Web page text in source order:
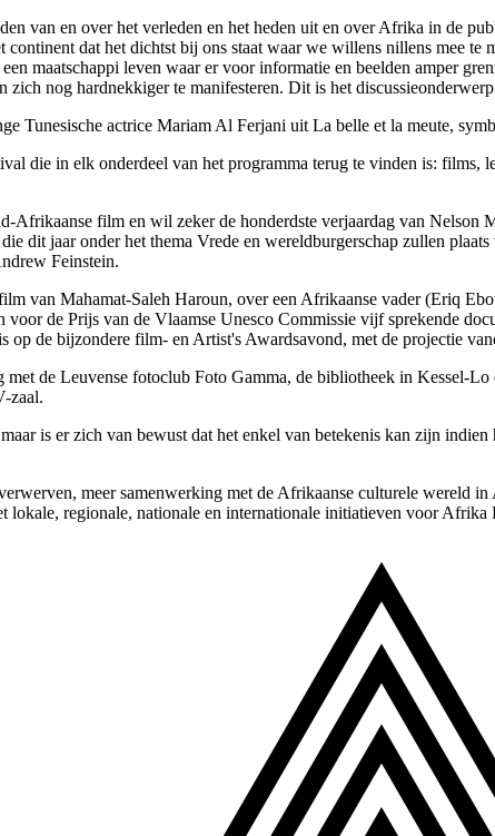
van en over het verleden en het heden uit en over Afrika in de
dat het dichtst bij ons staat waar we willens nillens mee te
maatschappi leven waar er voor informatie en beelden amper
nog hardnekkiger te manifesteren. Dit is het
Tunesische actrice Mariam Al Ferjani uit La belle et la meute,
die in elk onderdeel van het programma terug te vinden is:
film en wil zeker de honderdste verjaardag van Nelson
dit jaar onder het thema Vrede en wereldburgerschap zullen
Feinstein.
van Mahamat-Saleh Haroun, over een Afrikaanse vader (Eriq
voor de Prijs van de Vlaamse Unesco Commissie vijf sprekende
de bijzondere film- en Artist's Awardsavond, met de projectie
de Leuvense fotoclub Foto Gamma, de bibliotheek in Kessel-
zaal.
is er zich van bewust dat het enkel van betekenis kan zijn
meer samenwerking met de Afrikaanse culturele wereld
lokale, regionale, nationale en internationale initiatieven voor